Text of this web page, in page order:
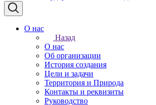
О нас
Назад
О нас
Об организации
История создания
Цели и задачи
Территория и Природа
Контакты и реквизиты
Руководство